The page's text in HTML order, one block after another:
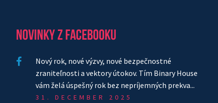
NOVINKY Z FACEBOOKU
Nový rok, nové výzvy, nové bezpečnostné
zraniteľnosti a vektory útokov. Tím Binary House
vám želá úspešný rok bez nepríjemných prekva...
31. DECEMBER 2025